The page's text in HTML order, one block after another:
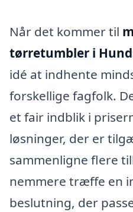
Når det kommer til
tørretumbler i
idé at indhente
forskellige fagfolk.
et fair indblik i
løsninger, der er
sammenligne flere
nemmere træffe en
beslutning, der